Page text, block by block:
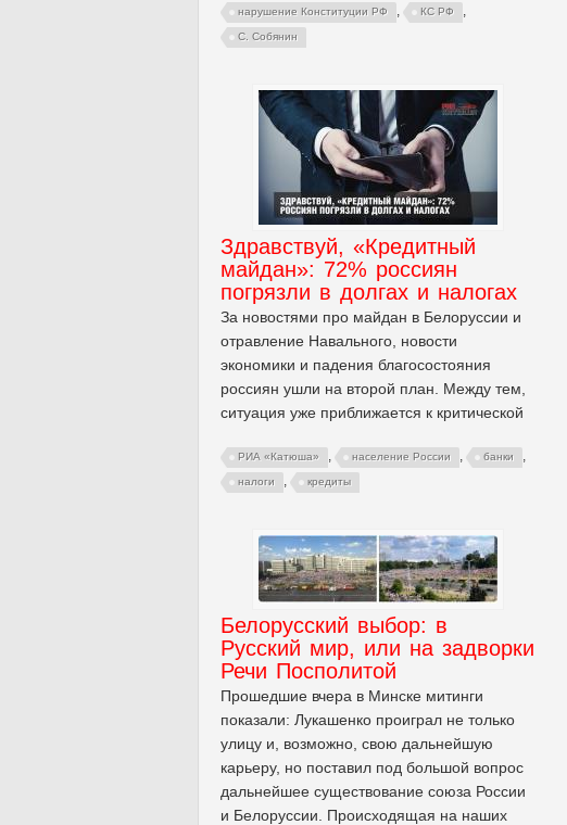
нарушение Конституции РФ , КС РФ ,
С. Собянин
Здравствуй, «Кредитный
майдан»: 72% россиян
погрязли в долгах и налогах
За новостями про майдан в Белоруссии и
отравление Навального, новости
экономики и падения благосостояния
россиян ушли на второй план. Между тем,
ситуация уже приближается к критической
РИА «Катюша» , население России , банки ,
налоги , кредиты
Белорусский выбор: в
Русский мир, или на задворки
Речи Посполитой
Прошедшие вчера в Минске митинги
показали: Лукашенко проиграл не только
улицу и, возможно, свою дальнейшую
карьеру, но поставил под большой вопрос
дальнейшее существование союза России
и Белоруссии. Происходящая на наших